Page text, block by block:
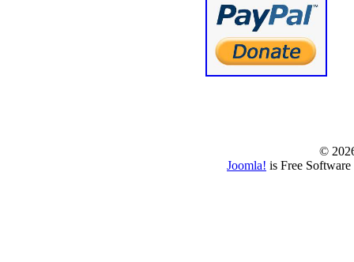
©
Joomla! is Free